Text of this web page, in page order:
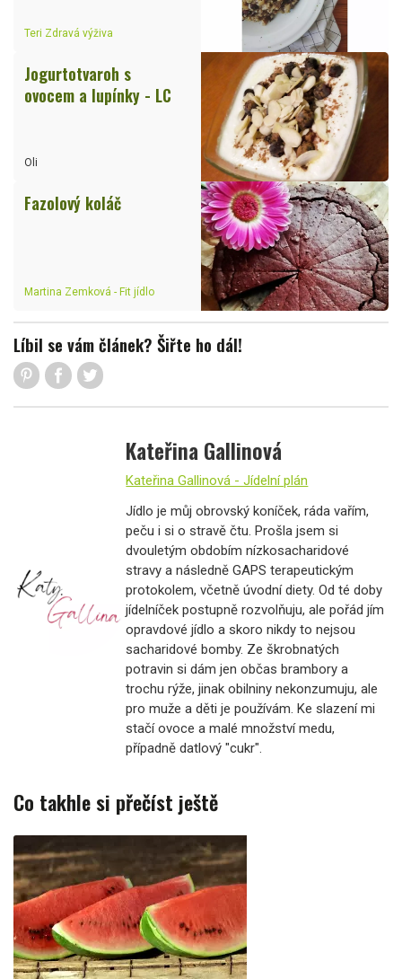
Teri Zdravá výživa
Jogurtotvaroh s
ovocem a lupínky - LC
Oli
Fazolový koláč
Martina Zemková - Fit jídlo
Líbil se vám článek? Šiřte ho dál!
Kateřina Gallinová
Kateřina Gallinová - Jídelní plán
Jídlo je můj obrovský koníček, ráda vařím,
peču i si o stravě čtu. Prošla jsem si
dvouletým obdobím nízkosacharidové
stravy a následně GAPS terapeutickým
protokolem, včetně úvodní diety. Od té doby
jídelníček postupně rozvolňuju, ale pořád jím
opravdové jídlo a skoro nikdy to nejsou
sacharidové bomby. Ze škrobnatých
potravin si dám jen občas brambory a
trochu rýže, jinak obilniny nekonzumuju, ale
pro muže a děti je používám. Ke slazení mi
stačí ovoce a malé množství medu,
případně datlový "cukr".
Co takhle si přečíst ještě